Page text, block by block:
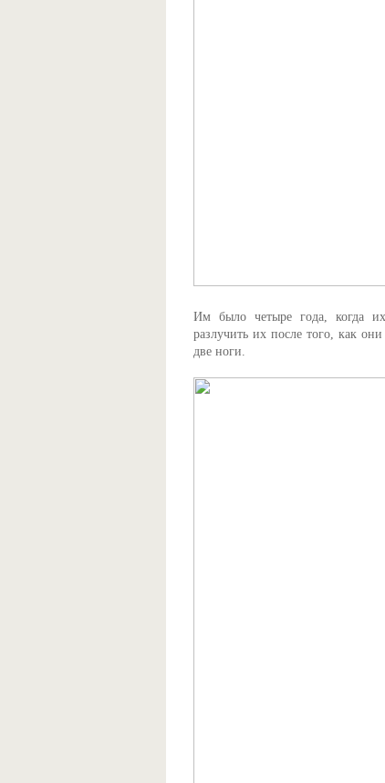
Им было четыре года, когда
разлучить их после того, как
две ноги.